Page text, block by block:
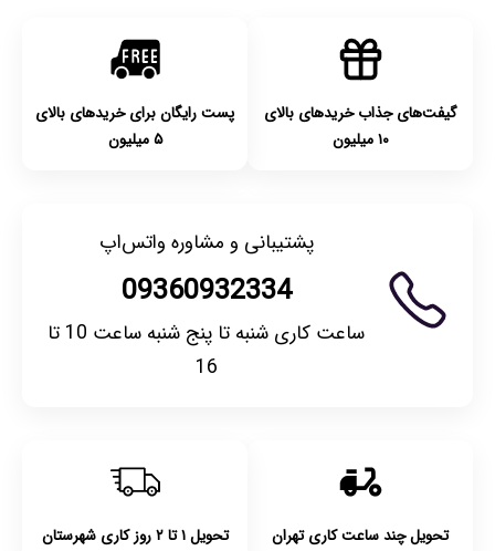
گیفت‌های جذاب خریدهای بالای
۱۰ میلیون
پست رایگان برای خریدهای بالای
۵ میلیون
پشتیبانی و مشاوره واتس‌اپ
09360932334
ساعت کاری شنبه تا پنج شنبه ساعت 10 تا
16
تحویل چند ساعت کاری تهران تحویل ۱ تا ۲ روز کاری شهرستان